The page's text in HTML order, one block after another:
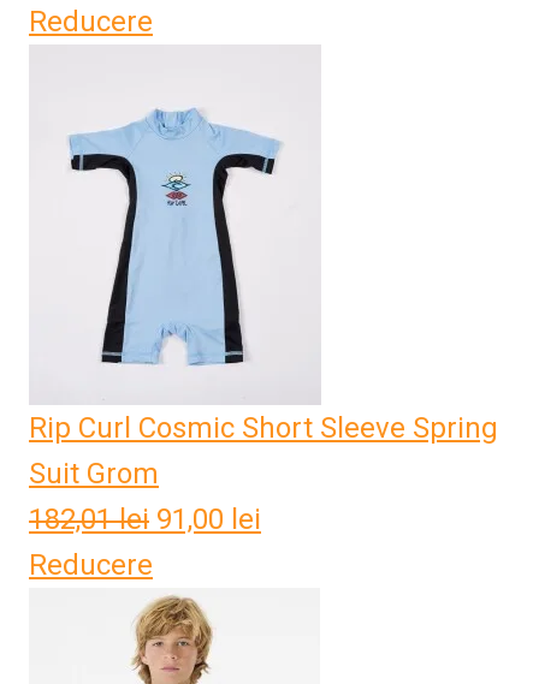
Reducere
Rip Curl Cosmic Short Sleeve Spring
Suit Grom
182,01lei Prețul
a
fost:
91,00 lei
Reducere